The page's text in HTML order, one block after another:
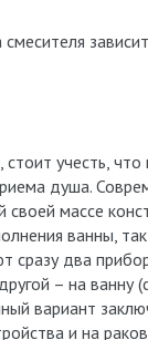
учесть, что
душа.
своей массе
ванны,
сразу два
– на ванну
вариант
и на